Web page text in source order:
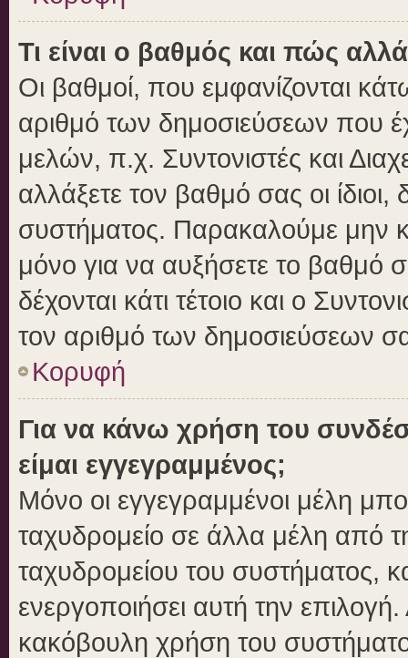
Τι είναι ο βαθμός και πώς
Οι βαθμοί, που εμφανίζονται
αριθμό των δημοσιεύσεων που
μελών, π.χ. Συντονιστές και
αλλάξετε τον βαθμό σας οι ίδιοι,
συστήματος. Παρακαλούμε μην
μόνο για να αυξήσετε το βαθμό
δέχονται κάτι τέτοιο και ο
τον αριθμό των δημοσιεύσεων
Κορυφή
Για να κάνω χρήση του
είμαι εγγεγραμμένος;
Μόνο οι εγγεγραμμένοι μέλη
ταχυδρομείο σε άλλα μέλη από
ταχυδρομείου του συστήματος,
ενεργοποιήσει αυτή την
κακόβουλη χρήση του